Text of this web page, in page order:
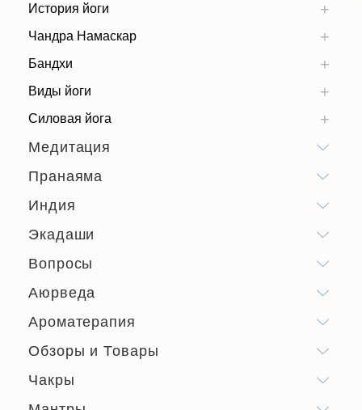
История йоги
Чандра Намаскар
Бандхи
Виды йоги
Силовая йога
Медитация
Пранаяма
Индия
Экадаши
Вопросы
Аюрведа
Ароматерапия
Обзоры и Товары
Чакры